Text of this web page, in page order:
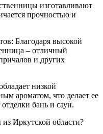
изготавливают
прочностью и
Благодаря высокой
– отличный
и других
низкой
ароматом, что делает ее
бань и саун.
Иркутской области?